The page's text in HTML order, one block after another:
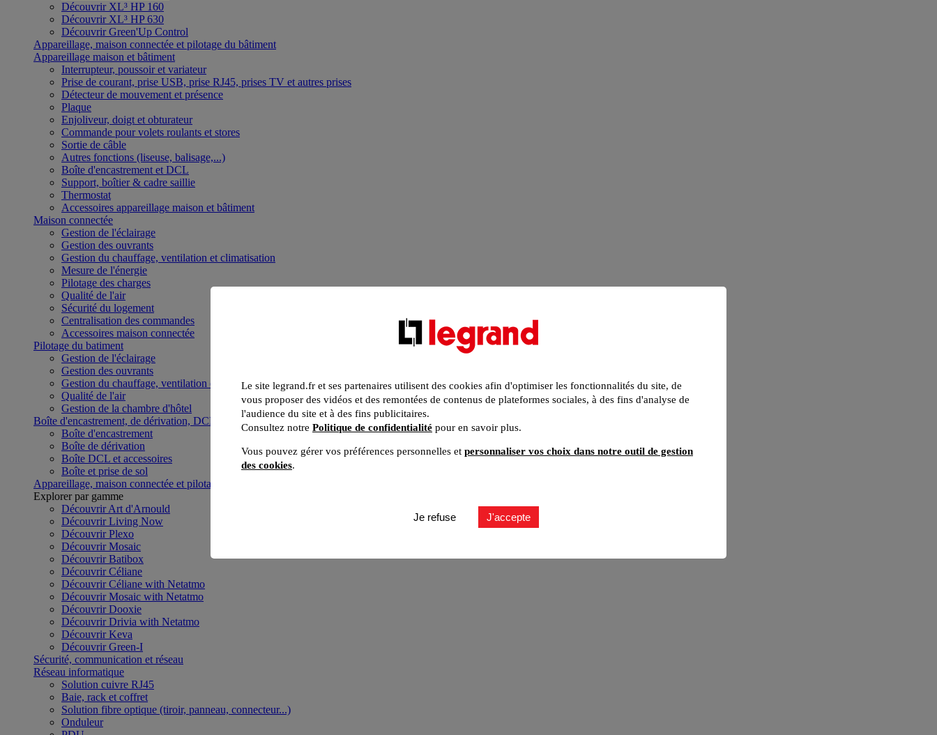
Découvrir XL³ HP 160
Découvrir XL³ HP 630
Découvrir Green'Up Control
Appareillage, maison connectée et pilotage du bâtiment
Appareillage maison et bâtiment
Interrupteur, poussoir et variateur
Prise de courant, prise USB, prise RJ45, prises TV et autres prises
Détecteur de mouvement et présence
Plaque
Enjoliveur, doigt et obturateur
Commande pour volets roulants et stores
Sortie de câble
Autres fonctions (liseuse, balisage,...)
Boîte d'encastrement et DCL
Support, boîtier & cadre saillie
Thermostat
Accessoires appareillage maison et bâtiment
Maison connectée
Gestion de l'éclairage
Gestion des ouvrants
Gestion du chauffage, ventilation et climatisation
Mesure de l'énergie
Pilotage des charges
Qualité de l'air
Sécurité du logement
Centralisation des commandes
Accessoires maison connectée
Pilotage du batiment
Gestion de l'éclairage
Gestion des ouvrants
Gestion du chauffage, ventilation et climatisation
Qualité de l'air
Gestion de la chambre d'hôtel
Boîte d'encastrement, de dérivation, DCL et boîte de sol
Boîte d'encastrement
Boîte de dérivation
Boîte DCL et accessoires
Boîte et prise de sol
Appareillage, maison connectée et pilotage du bâtiment
Explorer par gamme
Découvrir Art d'Arnould
Découvrir Living Now
Découvrir Plexo
Découvrir Mosaic
Découvrir Batibox
Découvrir Céliane
Découvrir Céliane with Netatmo
Découvrir Mosaic with Netatmo
Découvrir Dooxie
Découvrir Drivia with Netatmo
Découvrir Keva
Découvrir Green-I
Sécurité, communication et réseau
Réseau informatique
Solution cuivre RJ45
Baie, rack et coffret
Solution fibre optique (tiroir, panneau, connecteur...)
Onduleur
Le site legrand.fr et ses partenaires utilisent des cookies afin d'optimiser les fonctionnalités du site, de
vous proposer des vidéos et des remontées de contenus de plateformes sociales, à des fins d'analyse de
l'audience du site et à des fins publicitaires.
Consultez notre Politique de confidentialité pour en savoir plus.
Vous pouvez gérer vos préférences personnelles et personnaliser vos choix dans notre outil de gestion
des cookies.
Je refuse J'accepte